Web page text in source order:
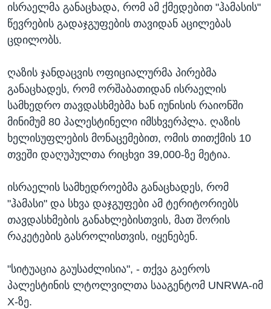
ისრაელმა განაცხადა, რომ ამ ქმედებით "ჰამასის"
წევრების გადაჯგუფების თავიდან აცილებას
ცდილობს.
ღაზის ჯანდაცვის ოფიციალურმა პირებმა
განაცხადეს, რომ ორშაბათიდან ისრაელის
სამხედრო თავდასხმებმა ხან იუნისის რაიონში
მინიმუმ 80 პალესტინელი იმსხვერპლა. ღაზის
ხელისუფლების მონაცემებით, ომის თითქმის 10
თვეში დაღუპულთა რიცხვი 39,000-ზე მეტია.
ისრაელის სამხედროებმა განაცხადეს, რომ
"ჰამასი" და სხვა დაჯგუფები ამ ტერიტორიებს
თავდასხმების განახლებისთვის, მათ შორის
რაკეტების გასროლისთვის, იყენებენ.
"სიტუაცია გაუსაძლისია", - თქვა გაეროს
პალესტინის ლტოლვილთა სააგენტომ UNRWA-იმ
X-ზე.